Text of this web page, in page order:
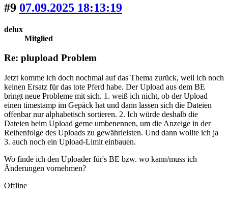
#9 07.09.2025 18:13:19
delux
Mitglied
Re: plupload Problem
Jetzt komme ich doch nochmal auf das Thema zurück, weil ich noch
keinen Ersatz für das tote Pferd habe. Der Upload aus dem BE
bringt neue Probleme mit sich. 1. weiß ich nicht, ob der Upload
einen timestamp im Gepäck hat und dann lassen sich die Dateien
offenbar nur alphabetisch sortieren. 2. Ich würde deshalb die
Dateien beim Upload gerne umbenennen, um die Anzeige in der
Reihenfolge des Uploads zu gewährleisten. Und dann wollte ich ja
3. auch noch ein Upload-Limit einbauen.
Wo finde ich den Uploader für's BE bzw. wo kann/muss ich
Änderungen vornehmen?
Offline